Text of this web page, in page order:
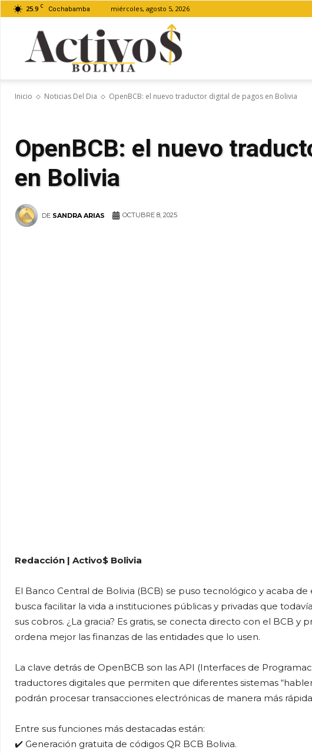
25.9 C Cochabamba miércoles, agosto 5, 2026
Inicio Noticias Del Dia OpenBCB: el nuevo traductor digital de pagos en Bolivia
OpenBCB: el nuevo
en Bolivia
DE SANDRA ARIAS OCTUBRE 8, 2025
Redacción | Activo$ Bolivia
El Banco Central de Bolivia (BCB) se puso tecnológico y acaba
busca facilitar la vida a instituciones públicas y privadas que
sus cobros. ¿La gracia? Es gratis, se conecta directo con el BCB
ordena mejor las finanzas de las entidades que lo usen.
La clave detrás de OpenBCB son las API (Interfaces de
traductores digitales que permiten que diferentes sistemas
podrán procesar transacciones electrónicas de manera más
Entre sus funciones más destacadas están:
✔️ Generación gratuita de códigos QR BCB Bolivia.